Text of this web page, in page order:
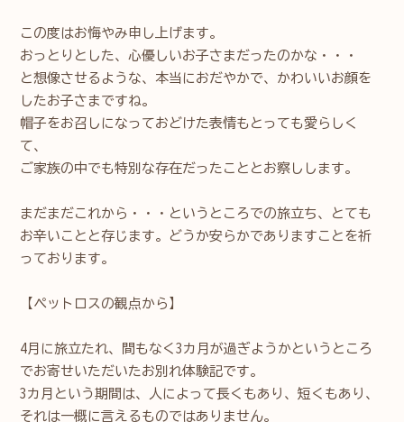
この度はお悔やみ申し上げます。
おっとりとした、心優しいお子さまだったのかな・・・
と想像させるような、本当におだやかで、かわいいお顔を
したお子さまですね。
帽子をお召しになっておどけた表情もとっても愛らしく
て、
ご家族の中でも特別な存在だったこととお察しします。
まだまだこれから・・・というところでの旅立ち、とても
お辛いことと存じます。どうか安らかでありますことを祈
っております。
【ペットロスの観点から】
4月に旅立たれ、間もなく3カ月が過ぎようかというところ
でお寄せいただいたお別れ体験記です。
3カ月という期間は、人によって長くもあり、短くもあり、
それは一概に言えるものではありません。